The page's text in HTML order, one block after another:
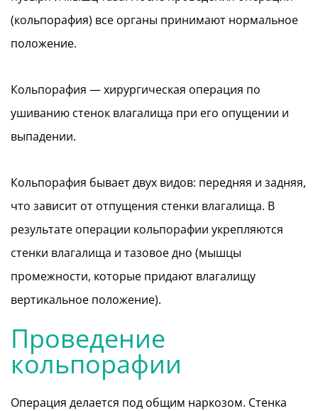
(кольпорафия) все органы принимают нормальное
положение.
Кольпорафия — хирургическая операция по
ушиванию стенок влагалища при его опущении и
выпадении.
Кольпорафия бывает двух видов: передняя и задняя,
что зависит от отпущения стенки влагалища. В
результате операции кольпорафии укрепляются
стенки влагалища и тазовое дно (мышцы
промежности, которые придают влагалищу
вертикальное положение).
Проведение
кольпорафии
Операция делается под общим наркозом. Стенка